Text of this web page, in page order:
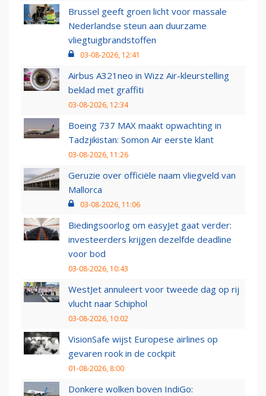
Brussel geeft groen licht voor massale
Nederlandse steun aan duurzame
vliegtuigbrandstoffen
03-08-2026, 12:41
Airbus A321neo in Wizz Air-kleurstelling
beklad met graffiti
03-08-2026, 12:34
Boeing 737 MAX maakt opwachting in
Tadzjikistan: Somon Air eerste klant
03-08-2026, 11:26
Geruzie over officiële naam vliegveld van
Mallorca
03-08-2026, 11:06
Biedingsoorlog om easyJet gaat verder:
investeerders krijgen dezelfde deadline
voor bod
03-08-2026, 10:43
WestJet annuleert voor tweede dag op rij
vlucht naar Schiphol
03-08-2026, 10:02
VisionSafe wijst Europese airlines op
gevaren rook in de cockpit
01-08-2026, 8:00
Donkere wolken boven IndiGo: